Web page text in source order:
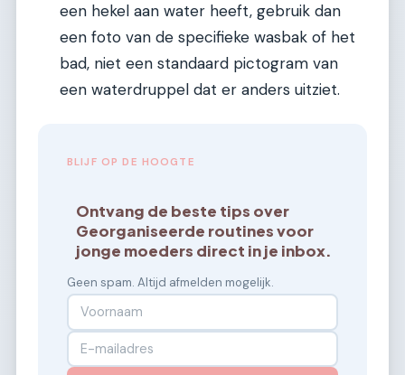
een hekel aan water heeft, gebruik dan
een foto van de specifieke wasbak of het
bad, niet een standaard pictogram van
een waterdruppel dat er anders uitziet.
BLIJF OP DE HOOGTE
Ontvang de beste tips over
Georganiseerde routines voor
jonge moeders direct in je inbox.
Geen spam. Altijd afmelden mogelijk.